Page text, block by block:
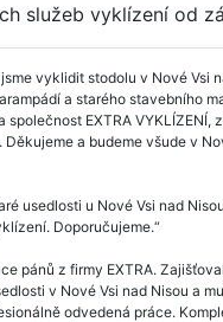
služeb vyklízení od
vyklidit stodolu v Nové Vsi
a starého stavebního
společnost EXTRA VYKLÍZENÍ,
Děkujeme a budeme všude v
usedlosti u Nové Vsi nad
Doporučujeme.
pánů z firmy EXTRA.
v Nové Vsi nad Nisou a
odvedená práce.